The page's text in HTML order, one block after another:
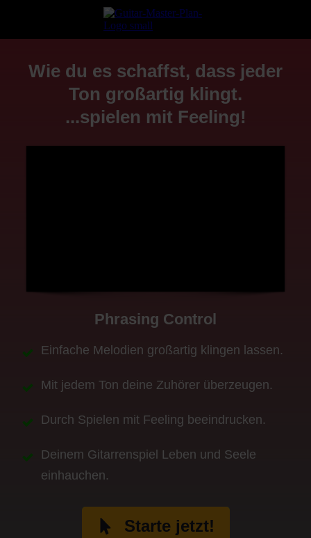
Wie du es schaffst, dass jeder
Ton großartig klingt.
...spielen mit Feeling!
Phrasing Control
Einfache Melodien großartig klingen lassen.
Mit jedem Ton deine Zuhörer überzeugen.
Durch Spielen mit Feeling beeindrucken.
Deinem Gitarrenspiel Leben und Seele
einhauchen.
Starte jetzt!